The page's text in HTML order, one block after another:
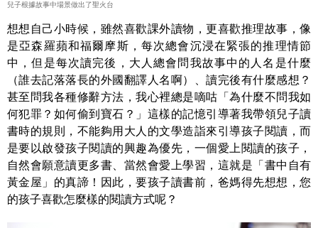
兒子根據故事中場景做出了聖火台
想想自己小時候，雖然喜歡課外讀物，更喜歡推理故事，像
是亞森羅蘋和福爾摩斯，每次總會沉浸在緊張的推理情節
中，但是每次讀完後，大人總會問我故事中的人名是什麼
（誰去記落落長的外國翻譯人名啊）、讀完後有什麼感想？
甚至問我各種修辭方法，我心裡總是嘀咕「為什麼不問我如
何犯罪？如何偷到寶石？」這樣的記憶引導著我帶領兒子讀
書時的規則，不能夠用大人的文學造詣來引導孩子閱讀，而
是要以啟發孩子閱讀的興趣為優先，一個愛上閱讀的孩子，
自然會願意讀更多書、當然會愛上學習，這就是「書中自有
黃金屋」的真諦！因此，要孩子讀書前，爸媽得先想想，您
的孩子喜歡怎麼樣的閱讀方式呢？